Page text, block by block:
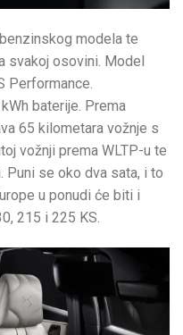
modela te
svakoj osovini. Model
Performance.
baterije. Prema
65 kilometara vožnje s
vožnji prema WLTP-u te
Puni se oko dva sata, i to
u ponudi će biti i
215 i 225 KS.